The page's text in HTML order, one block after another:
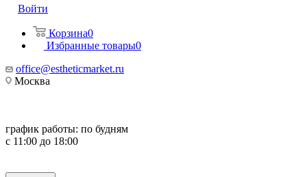
Войти
Корзина0
Избранные товары0
office@estheticmarket.ru
Москва
график работы: по будням
с 11:00 до 18:00